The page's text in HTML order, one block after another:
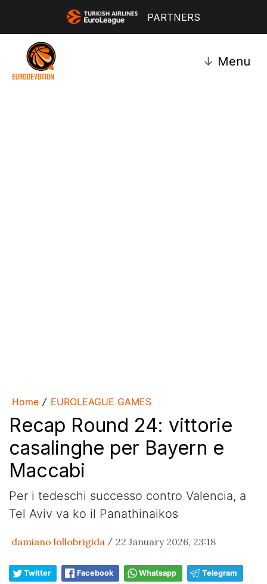
PARTNERS
↓ Menu
Home / EUROLEAGUE GAMES
Recap Round 24: vittorie
casalinghe per Bayern e
Maccabi
Per i tedeschi successo contro Valencia, a
Tel Aviv va ko il Panathinaikos
damiano lollobrigida / 22 January 2026, 23:18
Twitter Facebook Whatsapp Telegram